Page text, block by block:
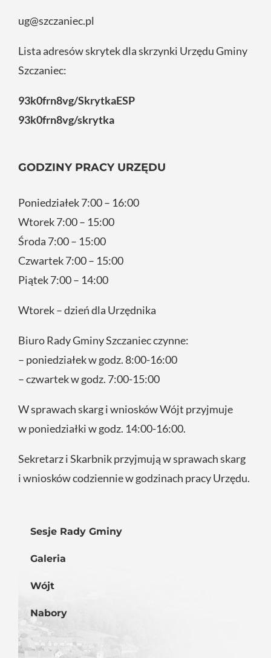
ug@szczaniec.pl
Lista adresów skrytek dla skrzynki Urzędu Gminy
Szczaniec:
93k0frn8vg/SkrytkaESP
93k0frn8vg/skrytka
GODZINY PRACY URZĘDU
Poniedziałek 7:00 – 16:00
Wtorek 7:00 – 15:00
Środa 7:00 – 15:00
Czwartek 7:00 – 15:00
Piątek 7:00 – 14:00
Wtorek – dzień dla Urzędnika
Biuro Rady Gminy Szczaniec czynne:
– poniedziałek w godz. 8:00-16:00
– czwartek w godz. 7:00-15:00
W sprawach skarg i wniosków Wójt przyjmuje
w poniedziałki w godz. 14:00-16:00.
Sekretarz i Skarbnik przyjmują w sprawach skarg
i wniosków codziennie w godzinach pracy Urzędu.
Sesje Rady Gminy
Galeria
Wójt
Nabory